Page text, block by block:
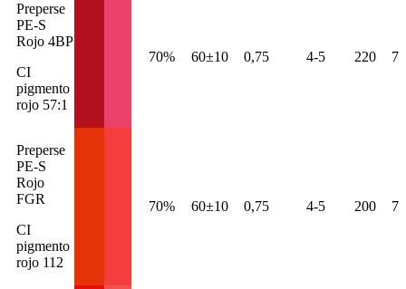
Preperse
PE-S
Rojo 4BP
CI
pigmento
rojo 57:1
70% 60±10 0,75 4-5 220 7
Preperse
PE-S
Rojo
FGR
CI
pigmento
rojo 112
70% 60±10 0,75 4-5 200 7